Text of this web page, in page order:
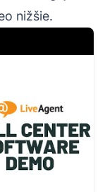
nižšie.